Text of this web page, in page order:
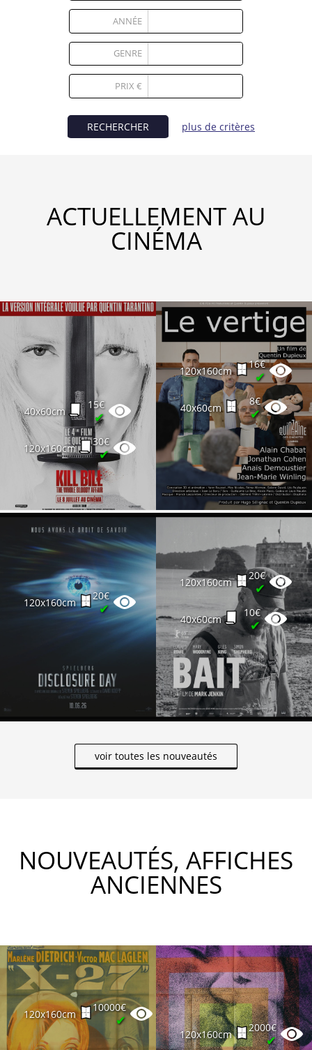
ANNÉE
GENRE
PRIX €
RECHERCHER plus de critères
ACTUELLEMENT AU
CINÉMA
40x60cm
15€
✔
120x160cm
30€
✔
120x160cm
16€
✔
40x60cm
8€
✔
120x160cm
20€
✔
120x160cm
20€
✔
40x60cm
10€
✔
voir toutes les nouveautés
NOUVEAUTÉS, AFFICHES
ANCIENNES
120x160cm
10000€
✔
120x160cm
2000€
✔